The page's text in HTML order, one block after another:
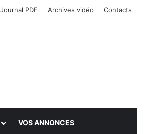
Journal PDF Archives vidéo Contacts
VOS ANNONCES